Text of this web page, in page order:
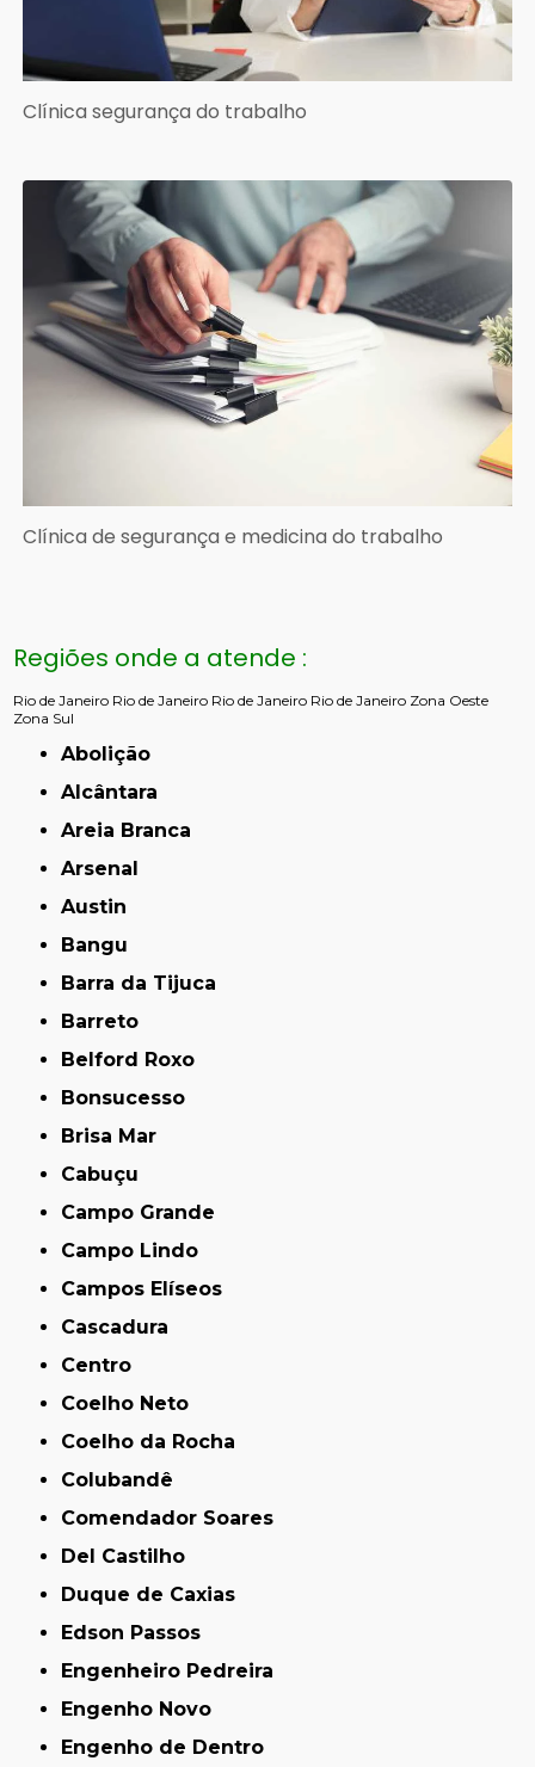
Clínica segurança do trabalho
Clínica de segurança e medicina do trabalho
Regiões onde a atende :
Rio de Janeiro Rio de Janeiro Rio de Janeiro Rio de Janeiro Zona Oeste
Zona Sul
Abolição
Alcântara
Areia Branca
Arsenal
Austin
Bangu
Barra da Tijuca
Barreto
Belford Roxo
Bonsucesso
Brisa Mar
Cabuçu
Campo Grande
Campo Lindo
Campos Elíseos
Cascadura
Centro
Coelho Neto
Coelho da Rocha
Colubandê
Comendador Soares
Del Castilho
Duque de Caxias
Edson Passos
Engenheiro Pedreira
Engenho Novo
Engenho de Dentro